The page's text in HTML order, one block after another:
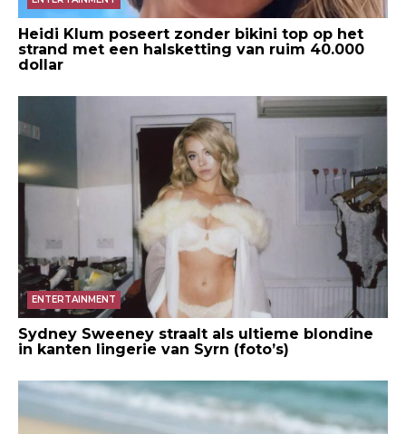
Heidi Klum poseert zonder bikini top op het
strand met een halsketting van ruim 40.000
dollar
ENTERTAINMENT
Sydney Sweeney straalt als ultieme blondine
in kanten lingerie van Syrn (foto’s)